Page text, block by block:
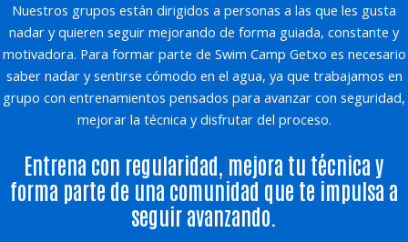
Nuestros grupos están dirigidos a personas a las que les gusta
nadar y quieren seguir mejorando de forma guiada, constante y
motivadora. Para formar parte de Swim Camp Getxo es necesario
saber nadar y sentirse cómodo en el agua, ya que trabajamos en
grupo con entrenamientos pensados para avanzar con seguridad,
mejorar la técnica y disfrutar del proceso.
Entrena con regularidad, mejora tu técnica y
forma parte de una comunidad que te impulsa a
seguir avanzando.